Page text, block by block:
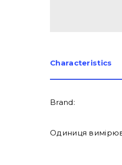
Сharacteristics
Brand:
Одиниця